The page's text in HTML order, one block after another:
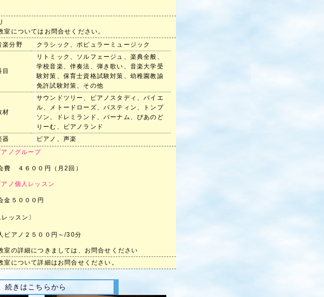
室についてはお問合せください。
楽分野 クラシック、ポピュラーミュージック
目
リトミック、ソルフェージュ、楽典全般、
学校音楽、伴奏法、弾き歌い、音楽大学受
験対策、保育士資格試験対策、幼稚園教諭
免許試験対策、その他
材
サウンドツリー、ピアノスタディ、バイエ
ル、メトードローズ、バスティン、トンプ
ソン、ドレミランド、バーナム、ぴあのど
りーむ、ピアノランド
器
ピアノ、声楽
アノグループ
費 ４６００円（月2回）
アノ個人レッスン
金５０００円
1レッスン〕
ピアノ２５００円～/30分
室の詳細につきましては、お問合せください
室について詳細はお問合せください。
続きはこちらから